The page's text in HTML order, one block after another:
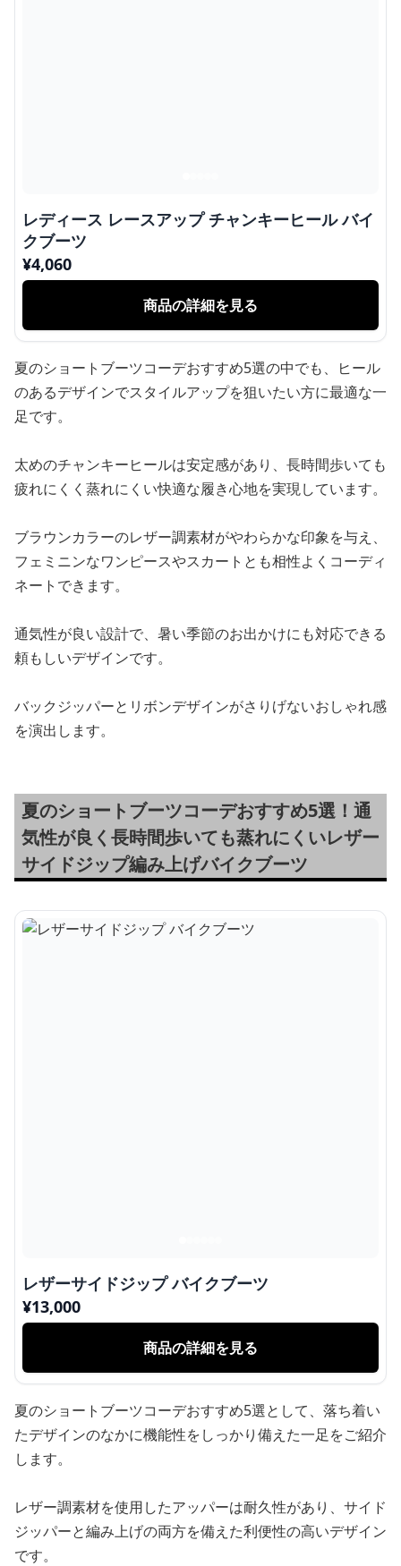
レディース レースアップ チャンキーヒール バイ
クブーツ
¥4,060
商品の詳細を見る
夏のショートブーツコーデおすすめ5選の中でも、ヒール
のあるデザインでスタイルアップを狙いたい方に最適な一
足です。
太めのチャンキーヒールは安定感があり、長時間歩いても
疲れにくく蒸れにくい快適な履き心地を実現しています。
ブラウンカラーのレザー調素材がやわらかな印象を与え、
フェミニンなワンピースやスカートとも相性よくコーディ
ネートできます。
通気性が良い設計で、暑い季節のお出かけにも対応できる
頼もしいデザインです。
バックジッパーとリボンデザインがさりげないおしゃれ感
を演出します。
夏のショートブーツコーデおすすめ5選！通
気性が良く長時間歩いても蒸れにくいレザー
サイドジップ編み上げバイクブーツ
レザーサイドジップ バイクブーツ
¥13,000
商品の詳細を見る
夏のショートブーツコーデおすすめ5選として、落ち着い
たデザインのなかに機能性をしっかり備えた一足をご紹介
します。
レザー調素材を使用したアッパーは耐久性があり、サイド
ジッパーと編み上げの両方を備えた利便性の高いデザイン
です。